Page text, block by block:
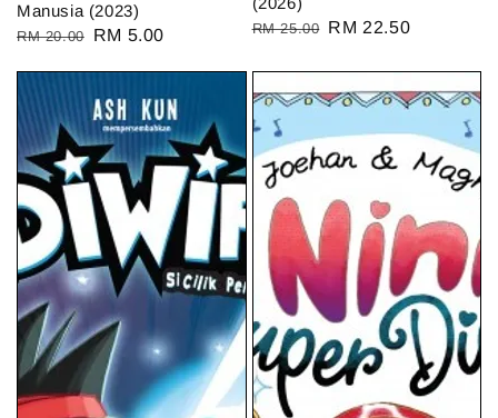
Manusia (2023)
Regular
RM 20.00
Sale
RM 5.00
Regular
RM 25.00
Sale
RM 22.50